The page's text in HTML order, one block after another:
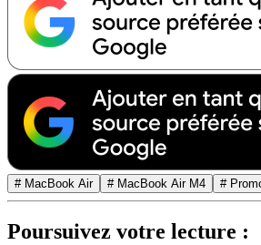
# MacBook Air # MacBook Air M4 #
Poursuivez votre lecture :